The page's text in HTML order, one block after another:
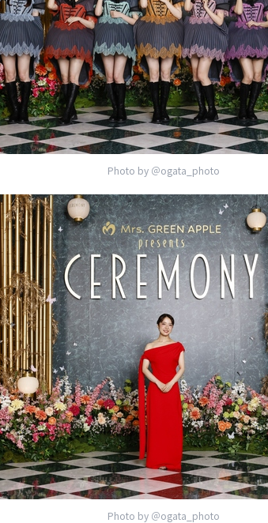
Photo by ＠ogata_photo
Photo by ＠ogata_photo